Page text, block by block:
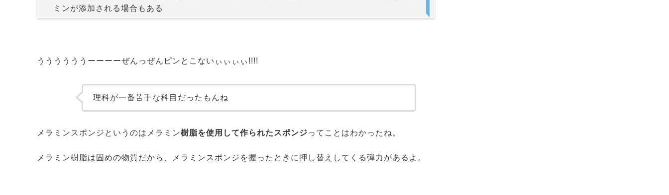
ミンが添加される場合もある
ううううううーーーーぜんっぜんピンとこないぃぃぃぃ!!!!
理科が一番苦手な科目だったもんね
メラミンスポンジというのはメラミン樹脂を使用して作られたスポンジってことはわかったね。
メラミン樹脂は固めの物質だから、メラミンスポンジを握ったときに押し替えしてくる弾力があるよ。